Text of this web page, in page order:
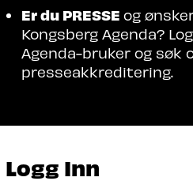
Er du PRESSE og
Kongsberg Agenda?
Agenda-bruker og søk
presseakkreditering.
Logg Inn